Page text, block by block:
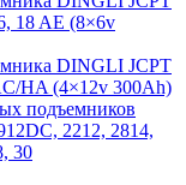
18 AE (8×6v
DINGLI JCPT
HA (4×12v 300Ah)
подъемников
2212, 2814,
30